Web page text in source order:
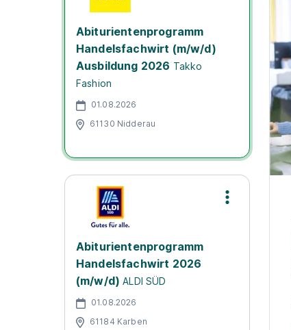
Abiturientenprogramm
Handelsfachwirt (m/w/d)
Ausbildung 2026 Takko
Fashion
01.08.2026
61130 Nidderau
Abiturientenprogramm
Handelsfachwirt 2026
(m/w/d) ALDI SÜD
01.08.2026
61184 Karben